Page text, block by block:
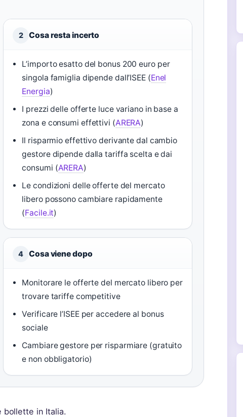
2 Cosa resta incerto
L’importo esatto del bonus 200 euro per
singola famiglia dipende dall’ISEE (Enel
Energia)
I prezzi delle offerte luce variano in base a
zona e consumi effettivi (ARERA)
Il risparmio effettivo derivante dal cambio
gestore dipende dalla tariffa scelta e dai
consumi (ARERA)
Le condizioni delle offerte del mercato
libero possono cambiare rapidamente
(Facile.it)
4 Cosa viene dopo
Monitorare le offerte del mercato libero per
trovare tariffe competitive
Verificare l’ISEE per accedere al bonus
sociale
Cambiare gestore per risparmiare (gratuito
e non obbligatorio)
bollette in Italia.